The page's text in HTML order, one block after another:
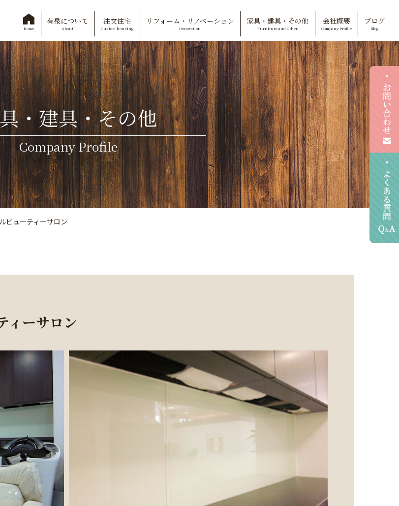
Home
有泉について
About
注文住宅
Custom housing
リフォーム・リノベーション
Renovation
家具・建具・その他
Furniture and Other
会社概要
Company Profile
ブログ
Blog
・建具・その他
Company Profile
ビューティーサロン
ィーサロン